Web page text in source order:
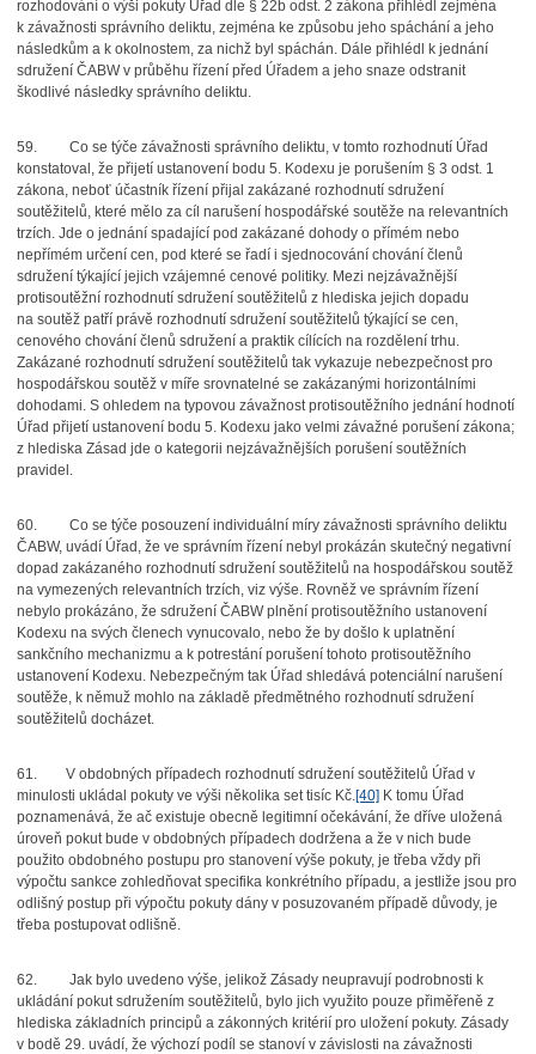
rozhodování o výši pokuty Úřad dle § 22b odst. 2 zákona přihlédl zejména
k závažnosti správního deliktu, zejména ke způsobu jeho spáchání a jeho
následkům a k okolnostem, za nichž byl spáchán. Dále přihlédl k jednání
sdružení ČABW v průběhu řízení před Úřadem a jeho snaze odstranit
škodlivé následky správního deliktu.
59.
Co se týče závažnosti správního deliktu, v tomto rozhodnutí Úřad
konstatoval, že přijetí ustanovení bodu 5. Kodexu je porušením § 3 odst. 1
zákona, neboť účastník řízení přijal zakázané rozhodnutí sdružení
soutěžitelů, které mělo za cíl narušení hospodářské soutěže na relevantních
trzích. Jde o jednání spadající pod zakázané dohody o přímém nebo
nepřímém určení cen, pod které se řadí i sjednocování chování členů
sdružení týkající jejich vzájemné cenové politiky. Mezi nejzávažnější
protisoutěžní rozhodnutí sdružení soutěžitelů z hlediska jejich dopadu
na soutěž patří právě rozhodnutí sdružení soutěžitelů týkající se cen,
cenového chování členů sdružení a praktik cílících na rozdělení trhu.
Zakázané rozhodnutí sdružení soutěžitelů tak vykazuje nebezpečnost pro
hospodářskou soutěž v míře srovnatelné se zakázanými horizontálními
dohodami. S ohledem na typovou závažnost protisoutěžního jednáníhodnotí
Úřad přijetí ustanovení bodu 5. Kodexu jako velmi závažné porušení zákona;
z hlediska Zásad jde o kategorii nejzávažnějších porušení soutěžních
pravidel.
60.
Co se týče posouzení individuální míry závažnosti správního deliktu
ČABW, uvádí Úřad, že ve správním řízení nebyl prokázán skutečný negativní
dopad zakázaného rozhodnutí sdružení soutěžitelů na hospodářskou soutěž
na vymezených relevantních trzích, viz výše. Rovněž ve správním řízení
nebylo prokázáno, že sdružení ČABW plnění protisoutěžního ustanovení
Kodexu na svých členech vynucovalo, nebo že by došlo k uplatnění
sankčního mechanizmu a k potrestání porušení tohoto protisoutěžního
ustanovení Kodexu. Nebezpečným tak Úřad shledává potenciální narušení
soutěže, k němuž mohlo na základě předmětného rozhodnutí sdružení
soutěžitelů docházet.
61.
V obdobných případech rozhodnutí sdružení soutěžitelů Úřad v
minulosti ukládal pokuty ve výši několika set tisíc Kč.[40] K tomu Úřad
poznamenává, že ač existuje obecně legitimní očekávání, že dříve uložená
úroveň pokut bude v obdobných případech dodržena a že v nich bude
použito obdobného postupu pro stanovení výše pokuty, je třeba vždy při
výpočtu sankce zohledňovat specifika konkrétního případu, a jestliže jsou pro
odlišný postup při výpočtu pokuty dány v posuzovaném případě důvody, je
třeba postupovat odlišně.
62.
Jak bylo uvedeno výše, jelikož Zásady neupravují podrobnosti k
ukládání pokut sdružením soutěžitelů, bylo jich využito pouze přiměřeně z
hlediska základních principů a zákonných kritérií pro uložení pokuty. Zásady
v bodě 29. uvádí, že výchozí podíl se stanoví v závislosti na závažnosti